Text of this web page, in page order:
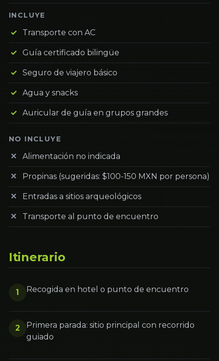
INCLUYE
Transporte con AC
Guía certificado bilingüe
Seguro de viajero básico
Agua y snacks
Auricular de guía en grupos grandes
NO INCLUYE
Alimentación no indicada
Propinas (sugeridas: $100-150 MXN por persona)
Entradas a sitios arqueológicos
Transporte al punto de encuentro
Itinerario
1 Recogida en hotel o punto de encuentro
2
Primera parada: sitio principal con recorrido
guiado